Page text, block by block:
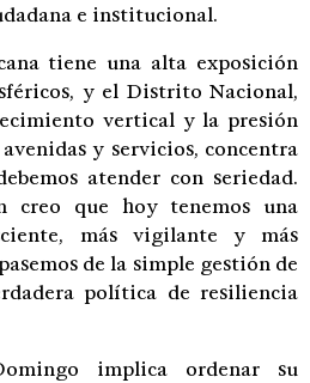
e institucional.
tiene una alta exposición
y el Distrito Nacional,
vertical y la presión
y servicios, concentra
atender con seriedad.
creo que hoy tenemos una
más vigilante y más
de la simple gestión de
política de resiliencia
implica ordenar su